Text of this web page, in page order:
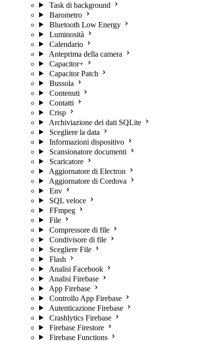
Task di background
Barometro
Bluetooth Low Energy
Luminosità
Calendario
Anteprima della camera
Capacitor+
Capacitor Patch
Bussola
Contenuti
Contatti
Crisp
Archiviazione dei dati SQLite
Scegliere la data
Informazioni dispositivo
Scansionatore documenti
Scaricatore
Aggiornatore di Electron
Aggiornatore di Cordova
Env
SQL veloce
FFmpeg
File
Compressore di file
Condivisore di file
Scegliere File
Flash
Analisi Facebook
Analisi Firebase
App Firebase
Controllo App Firebase
Autenticazione Firebase
Crashlytics Firebase
Firebase Firestore
Firebase Functions